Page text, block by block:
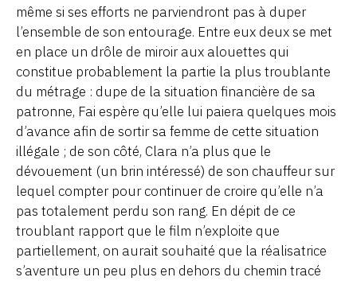
même si ses efforts ne parviendront pas à duper
l’ensemble de son entourage. Entre eux deux se met
en place un drôle de miroir aux alouettes qui
constitue probablement la partie la plus troublante
du métrage : dupe de la situation financière de sa
patronne, Fai espère qu’elle lui paiera quelques mois
d’avance afin de sortir sa femme de cette situation
illégale ; de son côté, Clara n’a plus que le
dévouement (un brin intéressé) de son chauffeur sur
lequel compter pour continuer de croire qu’elle n’a
pas totalement perdu son rang. En dépit de ce
troublant rapport que le film n’exploite que
partiellement, on aurait souhaité que la réalisatrice
s’aventure un peu plus en dehors du chemin tracé